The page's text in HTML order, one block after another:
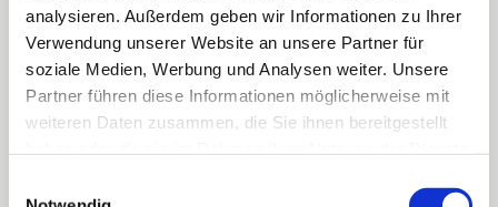
analysieren. Außerdem geben wir Informationen zu Ihrer
Verwendung unserer Website an unsere Partner für
soziale Medien, Werbung und Analysen weiter. Unsere
Partner führen diese Informationen möglicherweise mit
weiteren Daten zusammen, die Sie ihnen bereitgestellt